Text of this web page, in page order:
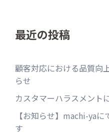
最近の投稿
顧客対応における品質向
らせ
カスタマーハラスメント
【お知らせ】machi-ya
す